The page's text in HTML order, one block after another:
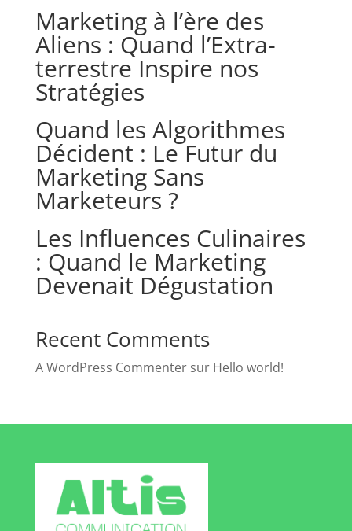
Marketing à l’ère des
Aliens : Quand l’Extra-
terrestre Inspire nos
Stratégies
Quand les Algorithmes
Décident : Le Futur du
Marketing Sans
Marketeurs ?
Les Influences Culinaires
: Quand le Marketing
Devenait Dégustation
Recent Comments
A WordPress Commentersur Hello world!